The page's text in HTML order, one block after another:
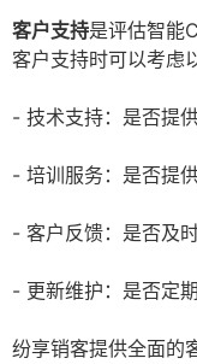
客户支持是评估智能
客户支持时可以考虑
- 技术支持：是否提
- 培训服务：是否提
- 客户反馈：是否及
- 更新维护：是否定
纷享销客提供全面的